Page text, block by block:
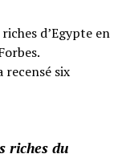
d’Egypte en
six
riches du